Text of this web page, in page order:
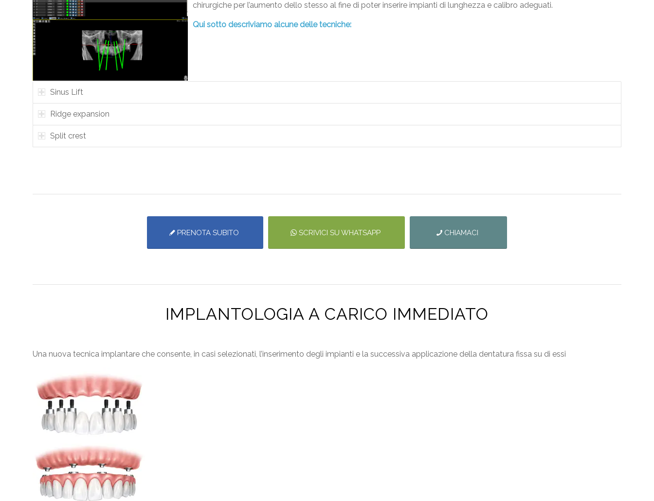
chirurgiche per l’aumento dello stesso al fine di poter inserire impianti di lunghezza e calibro adeguati.
Qui sotto descriviamo alcune delle tecniche:
Sinus Lift
Ridge expansion
Split crest
PRENOTA SUBITO SCRIVICI SU WHATSAPP CHIAMACI
IMPLANTOLOGIA A CARICO IMMEDIATO
Una nuova tecnica implantare che consente, in casi selezionati, l’inserimento degli impianti e la successiva applicazione della dentatura fissa su di essi